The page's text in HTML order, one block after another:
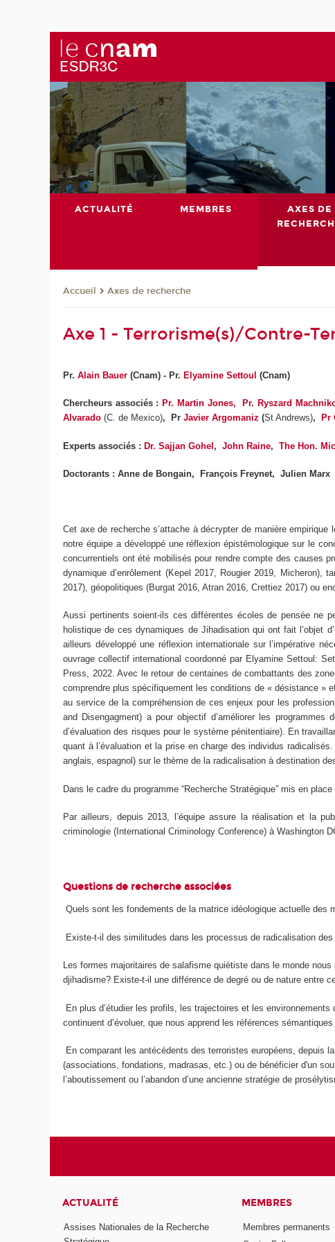
ACTUALITÉ MEMBRES
AXES DE
Accueil Axes de recherche
Axe 1 - Terrorisme(s)/Contre-
Pr.Alain Bauer (Cnam) - Pr. Elyamine Settoul (Cnam)
Chercheurs associés : Pr. Martin Jones, Pr. Ryszard
Alvarado (C. de Mexico), PrJavier Argomaniz (St Andrews), Pr
Experts associés : Dr. Sajjan Gohel ,John Raine, The Hon.
Doctorants : Anne de Bongain, François Freynet, Julien Marx
Cet axe de recherche s’attache à décrypter de manière
notre équipe a développé une réflexion épistémologique sur le
concurrentiels ont été mobilisés pour rendre compte des causes
dynamique d’enrôlement (Kepel 2017, Rougier 2019, Micheron),
2017), géopolitiques (Burgat 2016, Atran 2016, Crettiez 2017) ou
Aussi pertinents soient-ils ces différentes écoles de pensée ne
holistique de ces dynamiques de Jihadisation qui ont fait l’objet
ailleurs développé une réflexion internationale sur l’impérative
ouvrage collectif international coordonné par Elyamine Settoul:
Press, 2022. Avec le retour de centaines de combattants des
comprendre plus spécifiquement les conditions de « désistance »
au service de la compréhension de ces enjeux pour les
and Disengagment) a pour objectif d’améliorer les
d’évaluation des risques pour le système pénitentiaire). En
quant à l’évaluation et la prise en charge des individus
anglais, espagnol) sur le thème de la radicalisation à destination
Dans le cadre du programme “Recherche Stratégique” mis en
Par ailleurs, depuis 2013, l’équipe assure la réalisation et la
criminologie (International Criminology Conference) à Washington
Questions de recherche associées
Quels sont les fondements de la matrice idéologique actuelle des
Existe-t-il des similitudes dans les processus de radicalisation
Les formes majoritaires de salafisme quiétiste dans le monde
djihadisme? Existe-t-il une différence de degré ou de nature entre
En plus d’étudier les profils, les trajectoires et les
continuent d’évoluer, que nous apprend les références
En comparant les antécédents des terroristes européens, depuis
(associations, fondations, madrasas, etc.) ou de bénéficier d'un
l’aboutissement ou l’abandon d’une ancienne stratégie de
ACTUALITÉ
Assises Nationales de la Recherche
MEMBRES
Membres permanents